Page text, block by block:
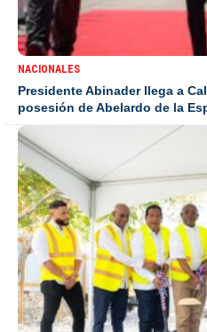
NACIONALES
Presidente Abinader llega a
posesión de Abelardo de la